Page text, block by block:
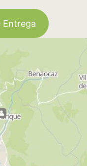
Entrega